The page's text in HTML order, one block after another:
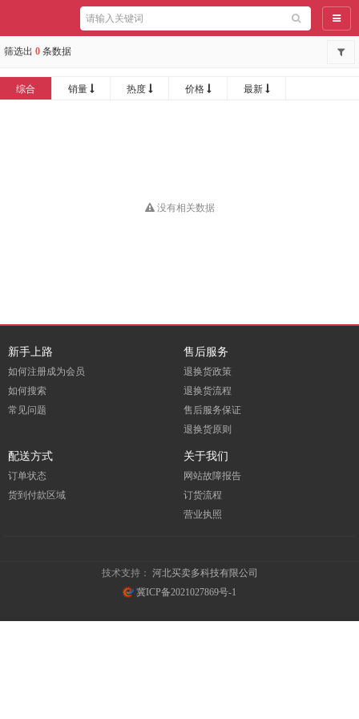
导航
筛选出 0 条数据
综合 销量 热度 价格 最新
没有相关数据
新手上路
如何注册成为会员
如何搜索
常见问题
售后服务
退换货政策
退换货流程
售后服务保证
退换货原则
配送方式
订单状态
货到付款区域
关于我们
网站故障报告
订货流程
营业执照
技术支持： 河北买卖多科技有限公司
冀ICP备2021027869号-1